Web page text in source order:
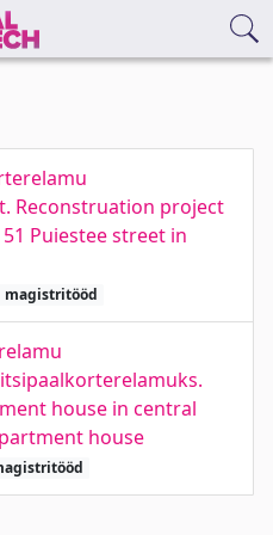
Reconstruation project
Puiestee street in
magistritööd
house in central
house